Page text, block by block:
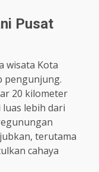
Pusat
wisata Kota
pengunjung.
20 kilometer
lebih dari
terutama
cahaya